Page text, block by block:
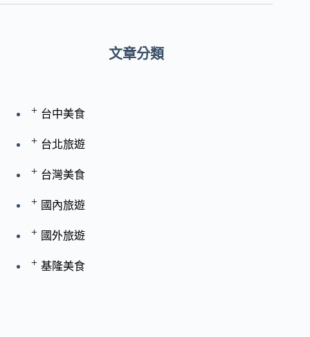
文章分類
+ 台中美食
+ 台北旅遊
+ 台灣美食
+ 國內旅遊
+ 國外旅遊
+ 基隆美食